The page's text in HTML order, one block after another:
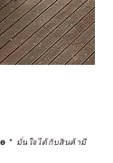
* มั่นใจได้กับสินค้ามี